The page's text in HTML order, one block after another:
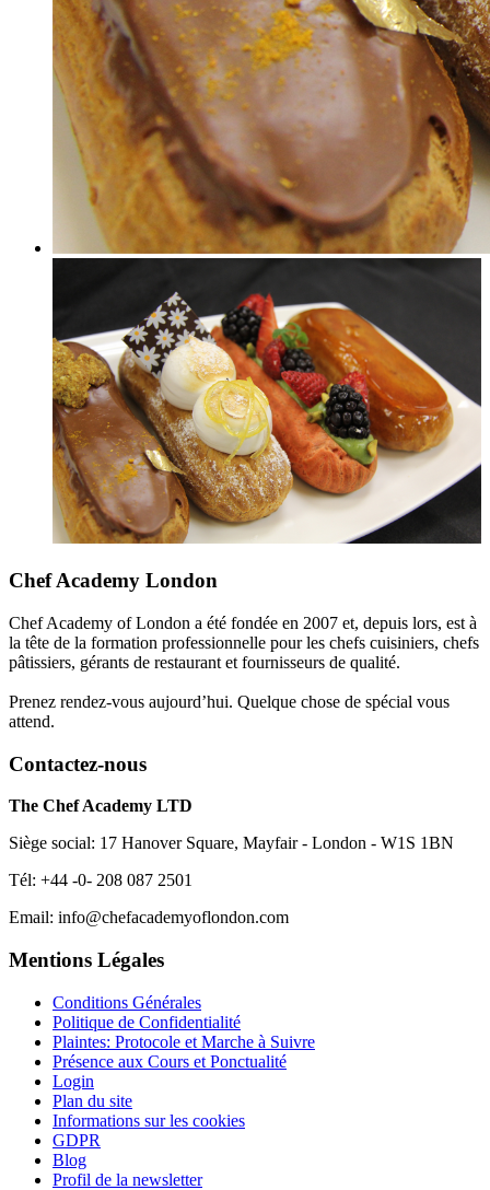
Chef Academy London
Chef Academy of London a été fondée en 2007 et, depuis lors, est à
la tête de la formation professionnelle pour les chefs cuisiniers, chefs
pâtissiers, gérants de restaurant et fournisseurs de qualité.
Prenez rendez-vous aujourd’hui. Quelque chose de spécial vous
attend.
Contactez-nous
The Chef Academy LTD
Siège social: 17 Hanover Square, Mayfair - London - W1S 1BN
Tél: +44 -0- 208 087 2501
Email: info@chefacademyoflondon.com
Mentions Légales
Conditions Générales
Politique de Confidentialité
Plaintes: Protocole et Marche à Suivre
Présence aux Cours et Ponctualité
Login
Plan du site
Informations sur les cookies
GDPR
Blog
Profil de la newsletter